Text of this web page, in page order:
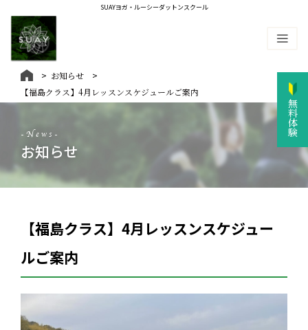
SUAYヨガ・ルーシーダットンスクール
お知らせ
【福島クラス】4月レッスンスケジュールご案内
-News-
お知らせ
【福島クラス】4月レッスンスケジュー
ルご案内
無料体験